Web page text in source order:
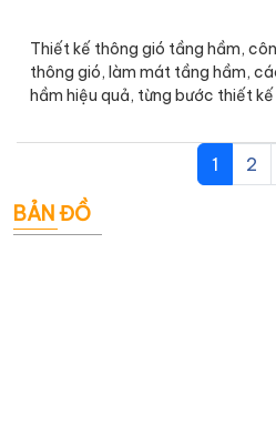
Thiết kế thông gió tầng hầm,
thông gió, làm mát tầng hầm,
hầm hiệu quả, từng bước thiết
1 2
BẢN ĐỒ